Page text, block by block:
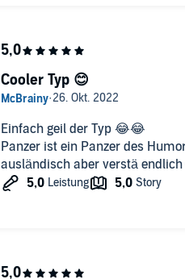
Einfach geil der Typ 😂😂
Panzer ist ein Panzer des
ausländisch aber verstä endlich
Cooler Typ 😊